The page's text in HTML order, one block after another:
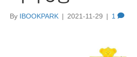
By IBOOKPARK | 2021-11-29 | 1